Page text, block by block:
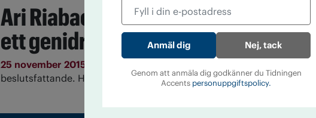
Ari Riabacke: ”Skippa sponken
ett genidrag”
25 november 2015
beslutsfattande. Han är årsbarn med Accent också.
Nej, tack
Genom att anmäla dig godkänner du Tidningen
Accents personuppgiftspolicy.